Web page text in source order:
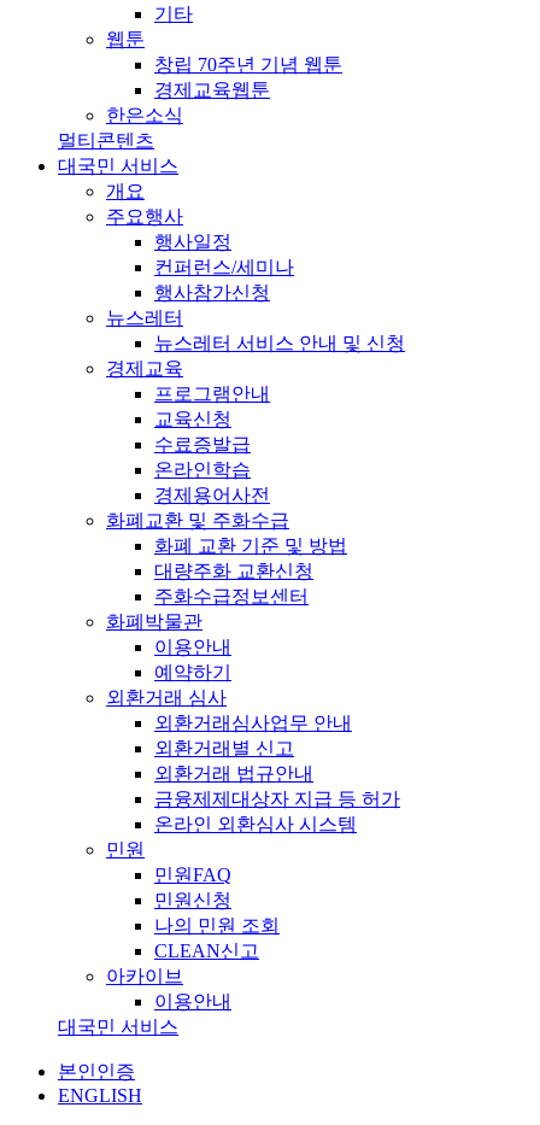
기타
웹툰
창립 70주년 기념 웹툰
경제교육웹툰
한은소식
멀티콘텐츠
대국민 서비스
개요
주요행사
행사일정
컨퍼런스/세미나
행사참가신청
뉴스레터
뉴스레터 서비스 안내 및 신청
경제교육
프로그램안내
교육신청
수료증발급
온라인학습
경제용어사전
화폐교환 및 주화수급
화폐 교환 기준 및 방법
대량주화 교환신청
주화수급정보센터
화폐박물관
이용안내
예약하기
외환거래 심사
외환거래심사업무 안내
외환거래별 신고
외환거래 법규안내
금융제제대상자 지급 등 허가
온라인 외환심사 시스템
민원
민원FAQ
민원신청
나의 민원 조회
CLEAN신고
아카이브
이용안내
대국민 서비스
본인인증
ENGLISH